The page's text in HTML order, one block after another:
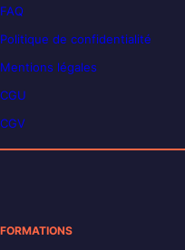
FAQ
Politique de confidentialité
Mentions légales
CGU
CGV
FORMATIONS